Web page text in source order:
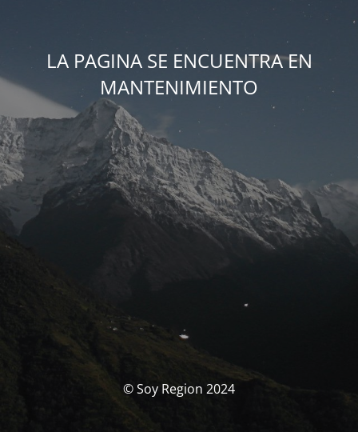
LA PAGINA SE ENCUENTRA EN
MANTENIMIENTO
© Soy Region 2024